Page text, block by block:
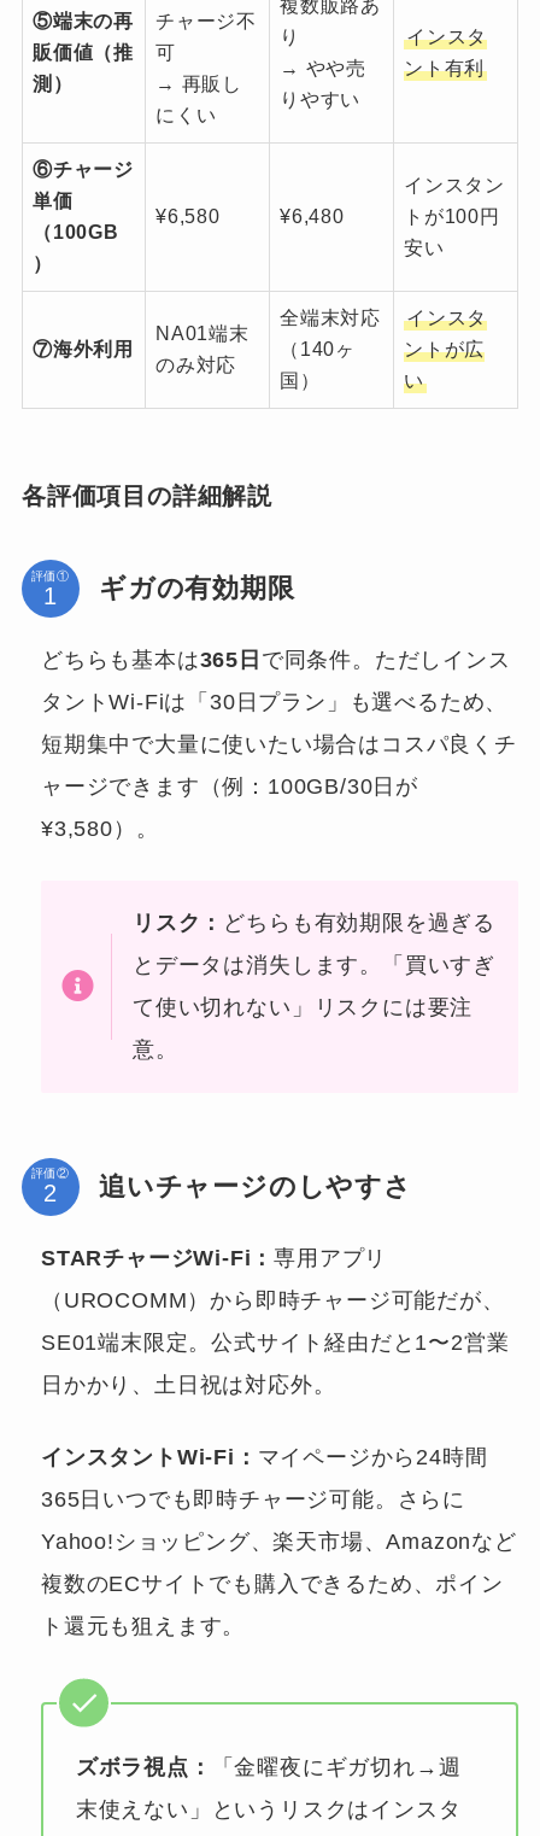
⑤端末の再
販価値（推
測）
チャージ不
可
→ 再販し
にくい
複数販路あ
り
→ やや売
りやすい
インスタ
ント有利
⑥チャージ
単価
（100GB
）
¥6,580 ¥6,480
インスタン
トが100円
安い
⑦海外利用
NA01端末
のみ対応
全端末対応
（140ヶ
国）
インスタ
ントが広
い
各評価項目の詳細解説
評価① ギガの有効期限
どちらも基本は365日 で同条件。ただしインス
タントWi-Fiは「30日プラン」も選べるため、
短期集中で大量に使いたい場合はコスパ良くチ
ャージできます（例：100GB/30日が
¥3,580）。
リスク： どちらも有効期限を過ぎる
とデータは消失します。「買いすぎ
て使い切れない」リスクには要注
意。
評価② 追いチャージのしやすさ
STARチャージWi-Fi：専用アプリ
（UROCOMM）から即時チャージ可能だが、
SE01端末限定。公式サイト経由だと1〜2営業
日かかり、土日祝は対応外。
インスタントWi-Fi： マイページから24時間
365日いつでも即時チャージ可能。さらに
Yahoo!ショッピング、楽天市場、Amazonなど
複数のECサイトでも購入できるため、ポイン
ト還元も狙えます。
ズボラ視点：
「金曜夜にギガ切れ→週
末使えない」というリスクはインスタ